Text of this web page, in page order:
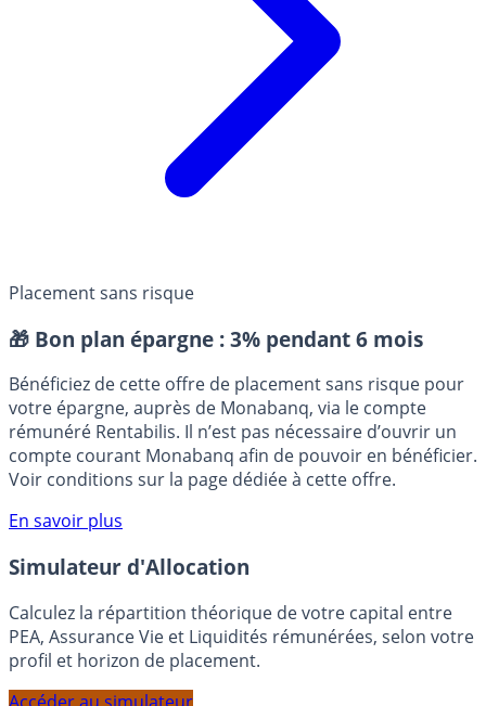
Placement sans risque
🎁 Bon plan épargne : 3% pendant 6 mois
Bénéficiez de cette offre de placement sans risque pour
votre épargne, auprès de Monabanq, via le compte
rémunéré Rentabilis. Il n’est pas nécessaire d’ouvrir un
compte courant Monabanq afin de pouvoir en bénéficier.
Voir conditions sur la page dédiée à cette offre.
En savoir plus
Simulateur d'Allocation
Calculez la répartition théorique de votre capital entre
PEA, Assurance Vie et Liquidités rémunérées, selon votre
profil et horizon de placement.